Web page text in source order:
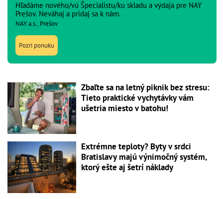
Hľadáme nového/vú Špecialistu/ku skladu a výdaja pre NAY
Prešov. Neváhaj a pridaj sa k nám.
NAY a.s., Prešov
Pozri ponuku
Zbaľte sa na letný piknik bez stresu:
Tieto praktické vychytávky vám
ušetria miesto v batohu!
Extrémne teploty? Byty v srdci
Bratislavy majú výnimočný systém,
ktorý ešte aj šetrí náklady